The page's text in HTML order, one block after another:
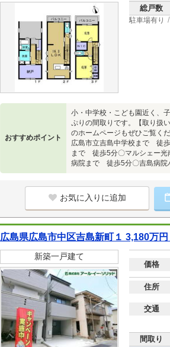
総戸数
駐車場有り
おすすめポイント
小・中学校・こども園近く、
ぷりの間取りです。【取り扱
のホームページもぜひご覧く
広島市立吉島中学校まで 徒
まで 徒歩5分〇マルシェー
病院まで 徒歩5分〇吉島病
お気に入りに追加
広島県広島市中区吉島新町１ 3,180万
新築一戸建て
価格
住所
交通
間取り